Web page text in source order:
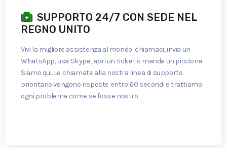
SUPPORTO 24/7 CON SEDE NEL
REGNO UNITO
Vivi la migliore assistenza al mondo: chiamaci, invia un
WhatsApp, usa Skype, apri un ticket o manda un piccione.
Siamo qui. Le chiamate alla nostra linea di supporto
prioritario vengono risposte entro 60 secondi e trattiamo
ogni problema come se fosse nostro.